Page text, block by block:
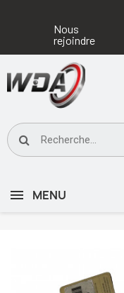
Nous
rejoindre
MENU